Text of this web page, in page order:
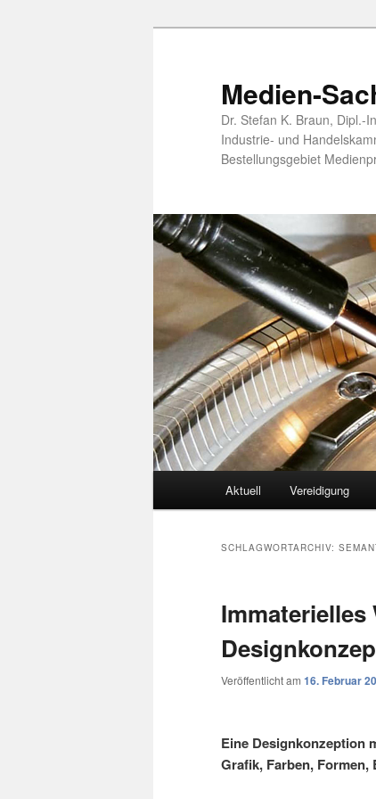
Medien-
Dr. Stefan K. Braun, Dipl.-
Industrie- und
Bestellungsgebiet
Aktuell Vereidigung
SCHLAGWORTARCHIV:
Veröffentlicht am 16. Februar
Eine Designkonzeption
Grafik, Farben,